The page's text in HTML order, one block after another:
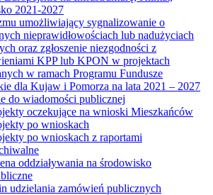
2021-2027
umożliwiający sygnalizowanie o
nieprawidłowościach lub nadużyciach
oraz zgłoszenie niezgodności z
KPP lub KPON w projektach
w ramach Programu Fundusze
dla Kujaw i Pomorza na lata 2021 – 2027
do wiadomości publicznej
oczekujące na wnioski Mieszkańców
po wnioskach
po wnioskach z raportami
oddziaływania na środowisko
udzielania zamówień publicznych